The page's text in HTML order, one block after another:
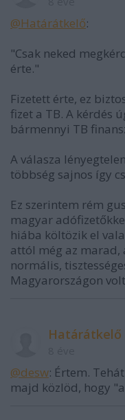
@Határátkelő:
"Csak neked
érte."
Fizetett érte, ez
fizet a TB. A kérdés
bármennyi TB
A válasza
többség sajnos így
Ez szerintem rém
magyar
hiába költözik el
attól még az marad,
normális,
Magyarországon
Határátkelő
@desw: Értem.
majd közlöd, hogy